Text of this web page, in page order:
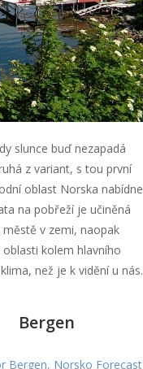
slunce buď nezapadá
z variant, s tou první
oblast Norska nabídne
na pobřeží je učiněná
v zemi, naopak
kolem hlavního
než je k vidění u nás.
Bergen